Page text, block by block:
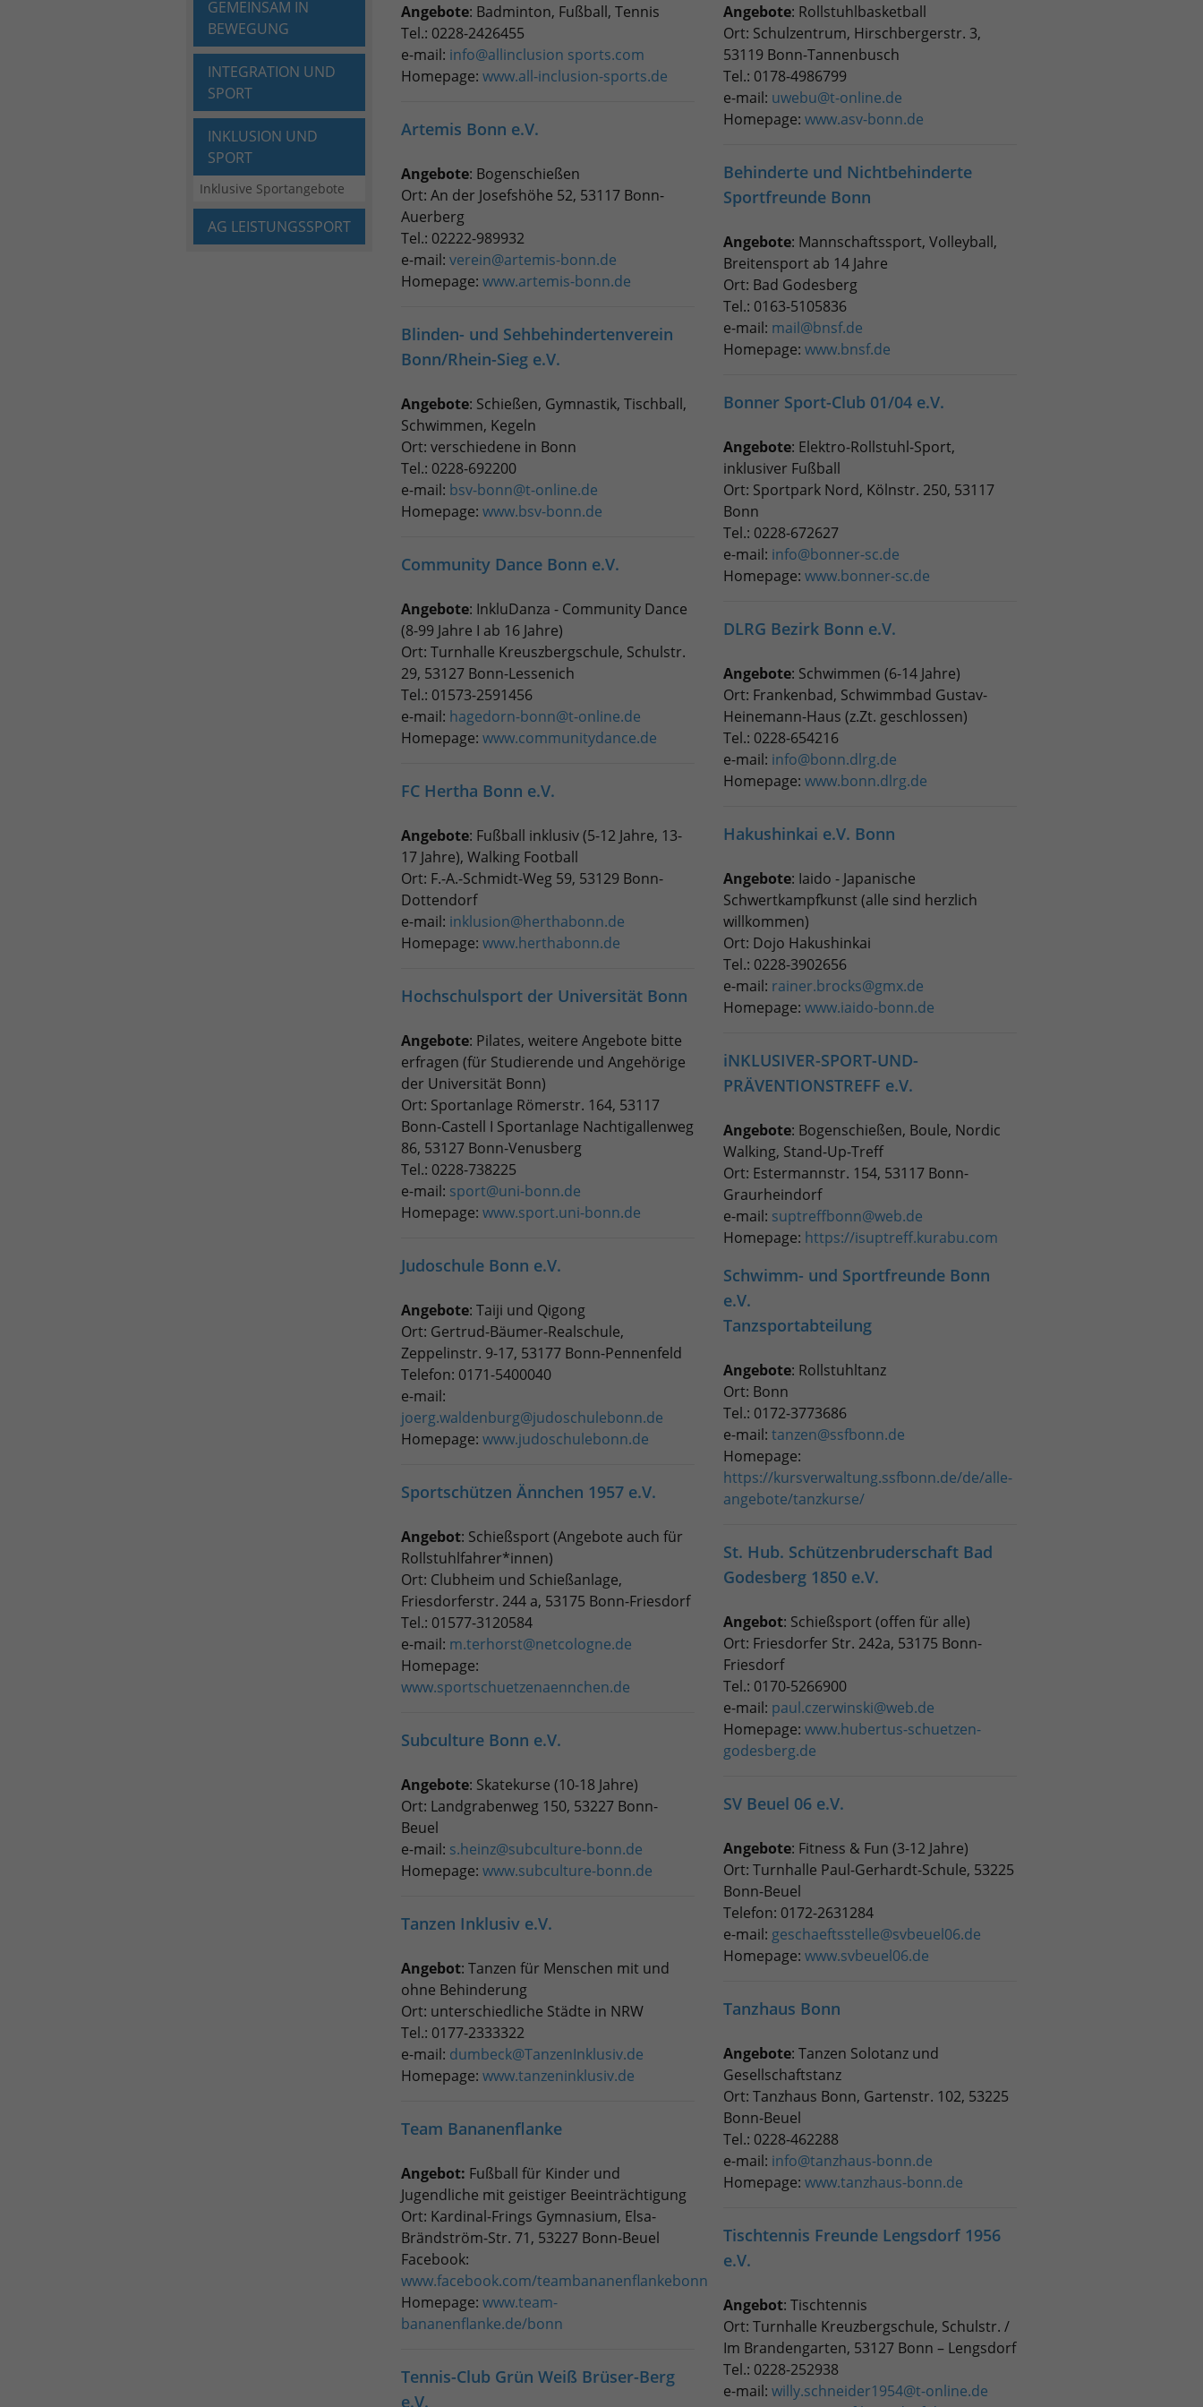
GEMEINSAM IN
BEWEGUNG
INTEGRATION UND
SPORT
INKLUSION UND
SPORT
Inklusive Sportangebote
AG LEISTUNGSSPORT
Angebote: Badminton, Fußball, Tennis
Tel.: 0228-2426455
e-mail: info@allinclusion sports.com
Homepage: www.all-inclusion-sports.de
Artemis Bonn e.V.
Angebote: Bogenschießen
Ort: An der Josefshöhe 52, 53117 Bonn-
Auerberg
Tel.: 02222-989932
e-mail: verein@artemis-bonn.de
Homepage: www.artemis-bonn.de
Blinden- und Sehbehindertenverein
Bonn/Rhein-Sieg e.V.
Angebote: Schießen, Gymnastik, Tischball,
Schwimmen, Kegeln
Ort: verschiedene in Bonn
Tel.: 0228-692200
e-mail: bsv-bonn@t-online.de
Homepage: www.bsv-bonn.de
Community Dance Bonn e.V.
Angebote: InkluDanza - Community Dance
(8-99 Jahre I ab 16 Jahre)
Ort: Turnhalle Kreuszbergschule, Schulstr.
29, 53127 Bonn-Lessenich
Tel.: 01573-2591456
e-mail: hagedorn-bonn@t-online.de
Homepage: www.communitydance.de
FC Hertha Bonn e.V.
Angebote: Fußball inklusiv (5-12 Jahre, 13-
17 Jahre), Walking Football
Ort: F.-A.-Schmidt-Weg 59, 53129 Bonn-
Dottendorf
e-mail: inklusion@herthabonn.de
Homepage: www.herthabonn.de
Hochschulsport der Universität Bonn
Angebote: Pilates, weitere Angebote bitte
erfragen (für Studierende und Angehörige
der Universität Bonn)
Ort: Sportanlage Römerstr. 164, 53117
Bonn-Castell I Sportanlage Nachtigallenweg
86, 53127 Bonn-Venusberg
Tel.: 0228-738225
e-mail: sport@uni-bonn.de
Homepage: www.sport.uni-bonn.de
Judoschule Bonn e.V.
Angebote: Taiji und Qigong
Ort: Gertrud-Bäumer-Realschule,
Zeppelinstr. 9-17, 53177 Bonn-Pennenfeld
Telefon: 0171-5400040
e-mail:
joerg.waldenburg@judoschulebonn.de
Homepage: www.judoschulebonn.de
Sportschützen Ännchen 1957 e.V.
Angebot: Schießsport (Angebote auch für
Rollstuhlfahrer*innen)
Ort: Clubheim und Schießanlage,
Friesdorferstr. 244 a, 53175 Bonn-Friesdorf
Tel.: 01577-3120584
e-mail: m.terhorst@netcologne.de
Homepage:
www.sportschuetzenaennchen.de
Subculture Bonn e.V.
Angebote: Skatekurse (10-18 Jahre)
Ort: Landgrabenweg 150, 53227 Bonn-
Beuel
e-mail: s.heinz@subculture-bonn.de
Homepage: www.subculture-bonn.de
Tanzen Inklusiv e.V.
Angebot: Tanzen für Menschen mit und
ohne Behinderung
Ort: unterschiedliche Städte in NRW
Tel.: 0177-2333322
e-mail: dumbeck@TanzenInklusiv.de
Homepage: www.tanzeninklusiv.de
Team Bananenflanke
Angebot: Fußball für Kinder und
Jugendliche mit geistiger Beeinträchtigung
Ort: Kardinal-Frings Gymnasium, Elsa-
Brändström-Str. 71, 53227 Bonn-Beuel
Facebook:
www.facebook.com/teambananenflankebonn
Homepage: www.team-
bananenflanke.de/bonn
Tennis-Club Grün Weiß Brüser-Berg
e.V.
Angebote: Rollstuhlbasketball
Ort: Schulzentrum, Hirschbergerstr. 3,
53119 Bonn-Tannenbusch
Tel.: 0178-4986799
e-mail: uwebu@t-online.de
Homepage: www.asv-bonn.de
Behinderte und Nichtbehinderte
Sportfreunde Bonn
Angebote: Mannschaftssport, Volleyball,
Breitensport ab 14 Jahre
Ort: Bad Godesberg
Tel.: 0163-5105836
e-mail: mail@bnsf.de
Homepage: www.bnsf.de
Bonner Sport-Club 01/04 e.V.
Angebote: Elektro-Rollstuhl-Sport,
inklusiver Fußball
Ort: Sportpark Nord, Kölnstr. 250, 53117
Bonn
Tel.: 0228-672627
e-mail: info@bonner-sc.de
Homepage: www.bonner-sc.de
DLRG Bezirk Bonn e.V.
Angebote: Schwimmen (6-14 Jahre)
Ort: Frankenbad, Schwimmbad Gustav-
Heinemann-Haus (z.Zt. geschlossen)
Tel.: 0228-654216
e-mail: info@bonn.dlrg.de
Homepage: www.bonn.dlrg.de
Hakushinkai e.V. Bonn
Angebote: Iaido - Japanische
Schwertkampfkunst (alle sind herzlich
willkommen)
Ort: Dojo Hakushinkai
Tel.: 0228-3902656
e-mail: rainer.brocks@gmx.de
Homepage: www.iaido-bonn.de
iNKLUSIVER-SPORT-UND-
PRÄVENTIONSTREFF e.V.
Angebote: Bogenschießen, Boule, Nordic
Walking, Stand-Up-Treff
Ort: Estermannstr. 154, 53117 Bonn-
Graurheindorf
e-mail: suptreffbonn@web.de
Homepage: https://isuptreff.kurabu.com
Schwimm- und Sportfreunde Bonn
e.V.
Tanzsportabteilung
Angebote: Rollstuhltanz
Ort: Bonn
Tel.: 0172-3773686
e-mail: tanzen@ssfbonn.de
Homepage:
https://kursverwaltung.ssfbonn.de/de/alle-
angebote/tanzkurse/
St. Hub. Schützenbruderschaft Bad
Godesberg 1850 e.V.
Angebot: Schießsport (offen für alle)
Ort: Friesdorfer Str. 242a, 53175 Bonn-
Friesdorf
Tel.: 0170-5266900
e-mail: paul.czerwinski@web.de
Homepage: www.hubertus-schuetzen-
godesberg.de
SV Beuel 06 e.V.
Angebote: Fitness & Fun (3-12 Jahre)
Ort: Turnhalle Paul-Gerhardt-Schule, 53225
Bonn-Beuel
Telefon: 0172-2631284
e-mail: geschaeftsstelle@svbeuel06.de
Homepage: www.svbeuel06.de
Tanzhaus Bonn
Angebote: Tanzen Solotanz und
Gesellschaftstanz
Ort: Tanzhaus Bonn, Gartenstr. 102, 53225
Bonn-Beuel
Tel.: 0228-462288
e-mail: info@tanzhaus-bonn.de
Homepage: www.tanzhaus-bonn.de
Tischtennis Freunde Lengsdorf 1956
e.V.
Angebot: Tischtennis
Ort: Turnhalle Kreuzbergschule, Schulstr. /
Im Brandengarten, 53127 Bonn – Lengsdorf
Tel.: 0228-252938
e-mail: willy.schneider1954@t-online.de
Zweck
Benutzer-Logins die Session-ID. So kann der
eingeloggte Benutzer wiedererkannt werden
und es wird ihm Zugang zu geschützten
Bereichen gewährt.
Zweck
für den Analysebericht der Website zu
verfolgen. Die Cookies speichern
Informationen anonym und weisen eine
randoly generierte Nummer zu, um
eindeutige Besucher zu identifizieren.
Anbieter Google Analytics
Laufzeit 1 Tag
Dieses Cookie wird von Google Analytics
installiert. Das Cookie wird verwendet, um
Informationen darüber zu speichern, wie
Besucher eine Website nutzen, und hilft bei
der Erstellung eines Analyseberichts darüber,
wie es der Website geht. Die erhobenen
Quelle, aus der sie stammen, und die Seiten
in anonymisierter Form.
Name _ga_DFE3PC1446
Anbieter Google LLC
Laufzeit 2 Jahre
Zweck
erhalten.
Laufzeit 6 Monate
Zweck
Das NID-Cookie enthält eine eindeutige ID,
über die Google Ihre bevorzugten
Einstellungen und andere Informationen
speichert, insbesondere Ihre bevorzugte
Suchergebnisse pro Seite angezeigt werden
sollen (z. B. 10 oder 20) und ob der Google
SafeSearch-Filter aktiviert sein soll.
Wir verwenden auf unserer Website externe Inhalte, um Ihnen
zusätzliche Informationen anzubieten.